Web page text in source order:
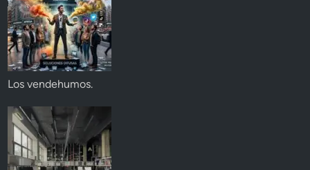
Los vendehumos.